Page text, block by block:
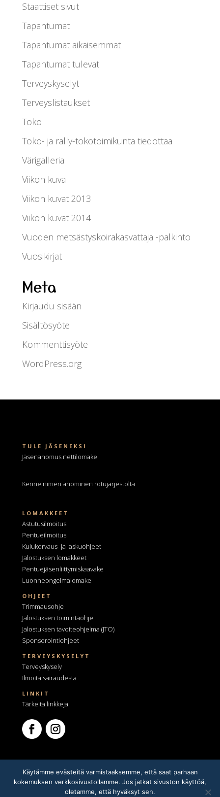
Staattiset sivut
Tapahtumat
Tapahtumat aikaisemmat
Tapahtumat tulevat
Terveyskyselyt
Terveyslistaukset
Toko
Toko- ja rally-tokotoimikunta tiedottaa
Värigalleria
Viikon kuva
Viikon kuvat 2013
Viikon kuvat 2014
Vuoden metsästyskoirakasvattaja -palkinto
Vuosikirjat
Meta
Kirjaudu sisään
Sisältösyöte
Kommenttisyöte
WordPress.org
TULE JÄSENEKSI
Jäsenanomus nettilomake
Kennelnimen anominen rotujärjestöltä
LOMAKKEET
Astutusilmoitus
Pentueilmoitus
Kulukorvaus- ja laskuohjeet
Jalostuksen lomakkeet
Pentuejäsenliittymiskaavake
Luonneongelmalomake
OHJEET
Trimmausohje
Jalostuksen toimintaohje
Jalostuksen tavoiteohjelma (JTO)
Sponsorointiohjeet
TERVEYSKYSELYT
Terveyskysely
Ilmoita sairaudesta
LINKIT
Tärkeitä linkkejä
Käytämme evästeitä varmistaaksemme, että saat parhaan
kokemuksen verkkosivustollamme. Jos jatkat sivuston käyttöä,
oletamme, että hyväksyt sen.